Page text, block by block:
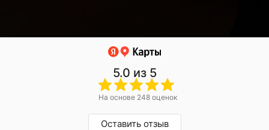
5.0 из 5
На основе 248 оценок
Оставить отзыв